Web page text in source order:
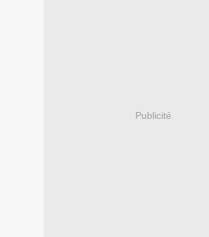
Publicité